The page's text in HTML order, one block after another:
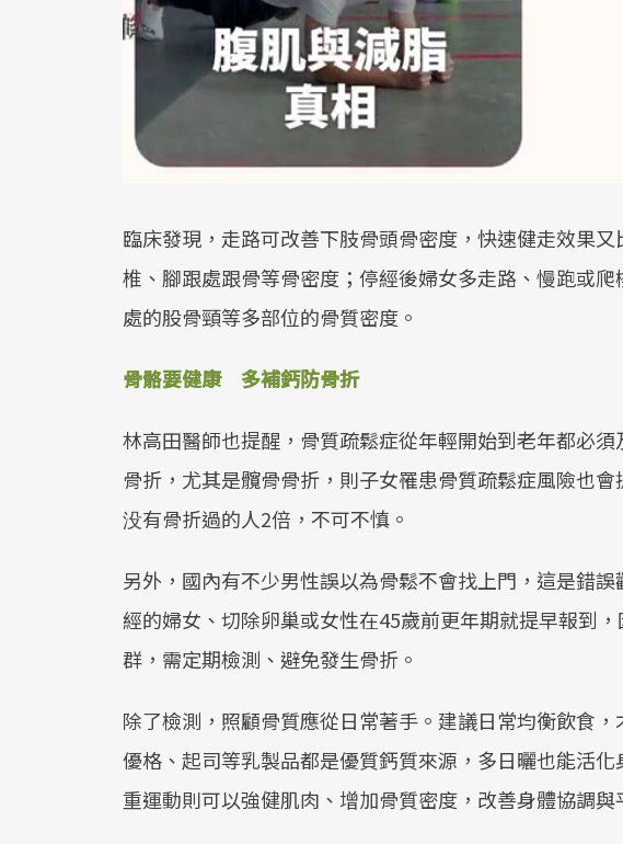
臨床發現，走路可改善下肢骨頭骨密度，快速健走效果
椎、腳跟處跟骨等骨密度；停經後婦女多走路、慢跑或
處的股骨頸等多部位的骨質密度。
骨骼要健康 多補鈣防骨折
林高田醫師也提醒，骨質疏鬆症從年輕開始到老年都必
骨折，尤其是髖骨骨折，則子女罹患骨質疏鬆症風險也
没有骨折過的人2倍，不可不慎。
另外，國內有不少男性誤以為骨鬆不會找上門，這是錯
經的婦女、切除卵巢或女性在45歲前更年期就提早報到
群，需定期檢測、避免發生骨折。
除了檢測，照顧骨質應從日常著手。建議日常均衡飲食
優格、起司等乳製品都是優質鈣質來源，多日曬也能活
重運動則可以強健肌肉、增加骨質密度，改善身體協調與